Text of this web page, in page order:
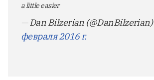
a little easier
— Dan Bilzerian (@DanBilzerian)
февраля 2016 г.